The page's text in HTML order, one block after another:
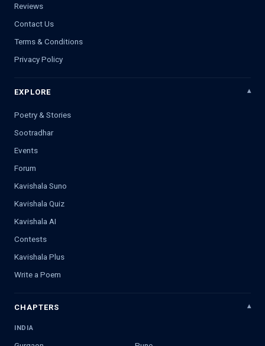
Reviews
Contact Us
Terms & Conditions
Privacy Policy
EXPLORE
Poetry & Stories
Sootradhar
Events
Forum
Kavishala Suno
Kavishala Quiz
Kavishala AI
Contests
Kavishala Plus
Write a Poem
CHAPTERS
INDIA